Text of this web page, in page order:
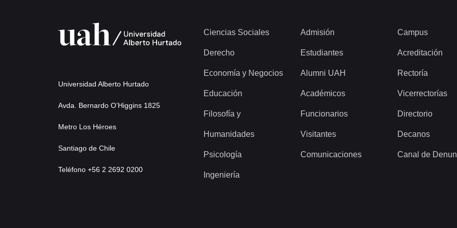
Universidad Alberto Hurtado
Avda. Bernardo O’Higgins 1825
Metro Los Héroes
Santiago de Chile
Teléfono +56 2 2692 0200
Ciencias Sociales
Derecho
Economía y Negocios
Educación
Filosofía y
Humanidades
Psicología
Ingeniería
Admisión
Estudiantes
Alumni UAH
Académicos
Funcionarios
Visitantes
Comunicaciones
Campus
Acreditación
Rectoría
Vicerrectorías
Directorio
Decanos
Canal de